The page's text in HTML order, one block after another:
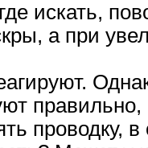
искать,
а при
проводку,